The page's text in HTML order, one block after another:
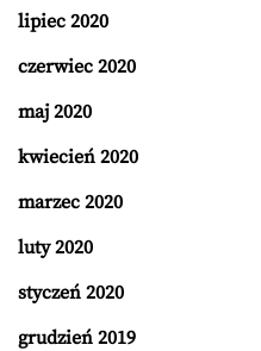
lipiec 2020
czerwiec 2020
maj 2020
kwiecień 2020
marzec 2020
luty 2020
styczeń 2020
grudzień 2019